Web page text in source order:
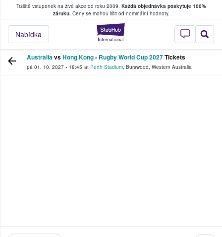
Tržiště vstupenek na živé akce od roku 2009. Každá objednávka poskytuje 100%
záruku.Ceny se mohou lišit od nominální hodnoty.
StubHub –
Nabídka
kde fanoušci kupují a prodávají vstupenky
AustraliavsHong Kong- Rugby World Cup 2027Tickets
pá 01. 10. 2027 • 18:45 at Perth Stadium, Burswood, Western Australia